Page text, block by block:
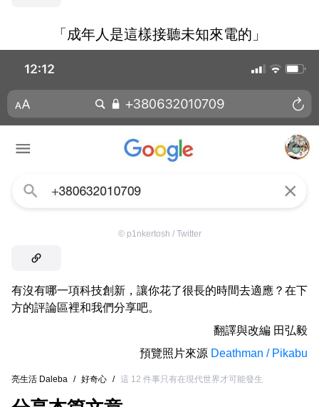
「成年人是這樣接聽未知來電的」
© p1nkertosh / Twitter
有沒有哪一項科技創新，讓你花了很長的時間去適應？在下
方的評論區裡和我們分享吧。
翻譯與改編 田弘毅
預覽照片來源 Deathman / Pikabu
亮生活 Daleba / 好奇心 / 這 12 件事只有在現代世界才可能發生